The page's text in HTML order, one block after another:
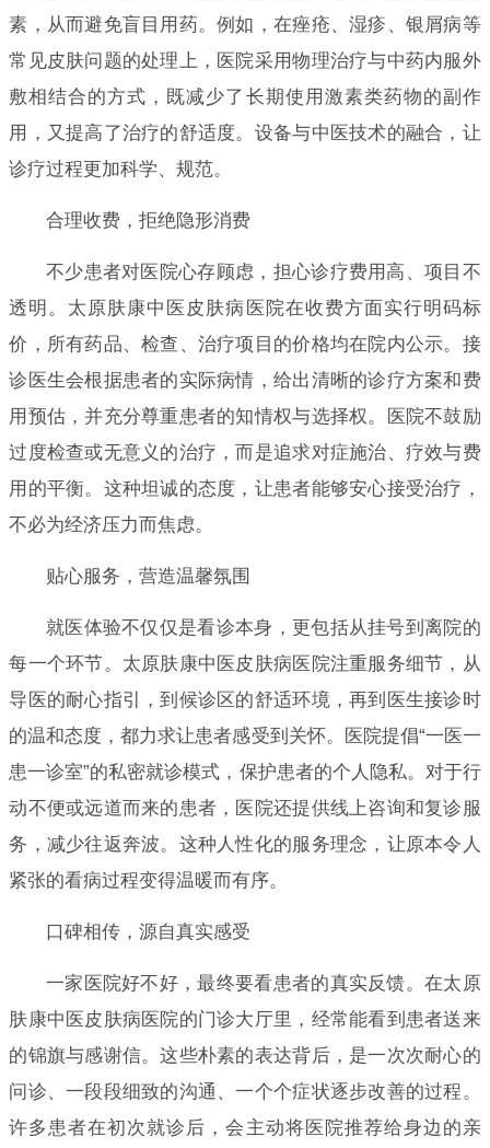
素，从而避免盲目用药。例如，在痤疮、湿疹、银屑病等
常见皮肤问题的处理上，医院采用物理治疗与中药内服外
敷相结合的方式，既减少了长期使用激素类药物的副作
用，又提高了治疗的舒适度。设备与中医技术的融合，让
诊疗过程更加科学、规范。
合理收费，拒绝隐形消费
不少患者对医院心存顾虑，担心诊疗费用高、项目不
透明。太原肤康中医皮肤病医院在收费方面实行明码标
价，所有药品、检查、治疗项目的价格均在院内公示。接
诊医生会根据患者的实际病情，给出清晰的诊疗方案和费
用预估，并充分尊重患者的知情权与选择权。医院不鼓励
过度检查或无意义的治疗，而是追求对症施治、疗效与费
用的平衡。这种坦诚的态度，让患者能够安心接受治疗，
不必为经济压力而焦虑。
贴心服务，营造温馨氛围
就医体验不仅仅是看诊本身，更包括从挂号到离院的
每一个环节。太原肤康中医皮肤病医院注重服务细节，从
导医的耐心指引，到候诊区的舒适环境，再到医生接诊时
的温和态度，都力求让患者感受到关怀。医院提倡“一医一
患一诊室”的私密就诊模式，保护患者的个人隐私。对于行
动不便或远道而来的患者，医院还提供线上咨询和复诊服
务，减少往返奔波。这种人性化的服务理念，让原本令人
紧张的看病过程变得温暖而有序。
口碑相传，源自真实感受
一家医院好不好，最终要看患者的真实反馈。在太原
肤康中医皮肤病医院的门诊大厅里，经常能看到患者送来
的锦旗与感谢信。这些朴素的表达背后，是一次次耐心的
问诊、一段段细致的沟通、一个个症状逐步改善的过程。
许多患者在初次就诊后，会主动将医院推荐给身边的亲